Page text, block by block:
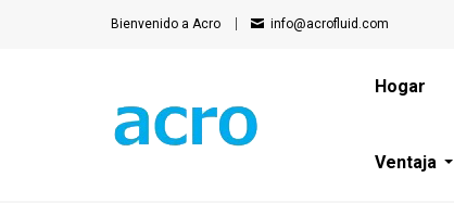
Bienvenido a Acro info@acrofluid.com
Hogar
Ventaja